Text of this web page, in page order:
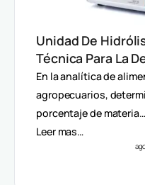
Unidad De
Técnica Para La
Total En
En la analítica de
agropecuarios,
porcentaje de materia…
Leer mas…